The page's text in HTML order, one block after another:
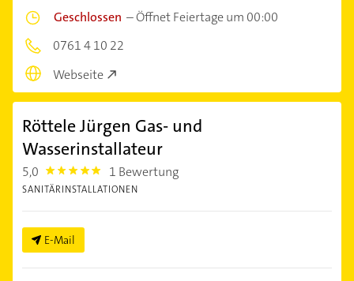
Geschlossen –Öffnet Feiertage um 00:00
0761 4 10 22
Webseite
Röttele Jürgen Gas- und
Wasserinstallateur
5,0 5.0 1 Bewertung
SANITÄRINSTALLATIONEN
E-Mail